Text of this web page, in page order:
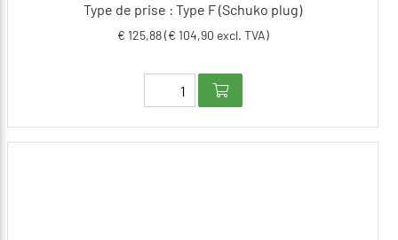
Type de prise : Type F (Schuko plug)
€ 125,88 (€ 104,90 excl. TVA)